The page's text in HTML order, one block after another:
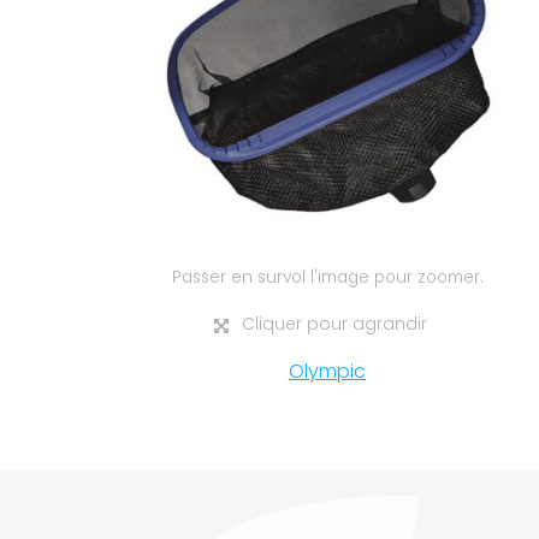
Passer en survol l'image pour zoomer.
Cliquer pour agrandir
Olympic